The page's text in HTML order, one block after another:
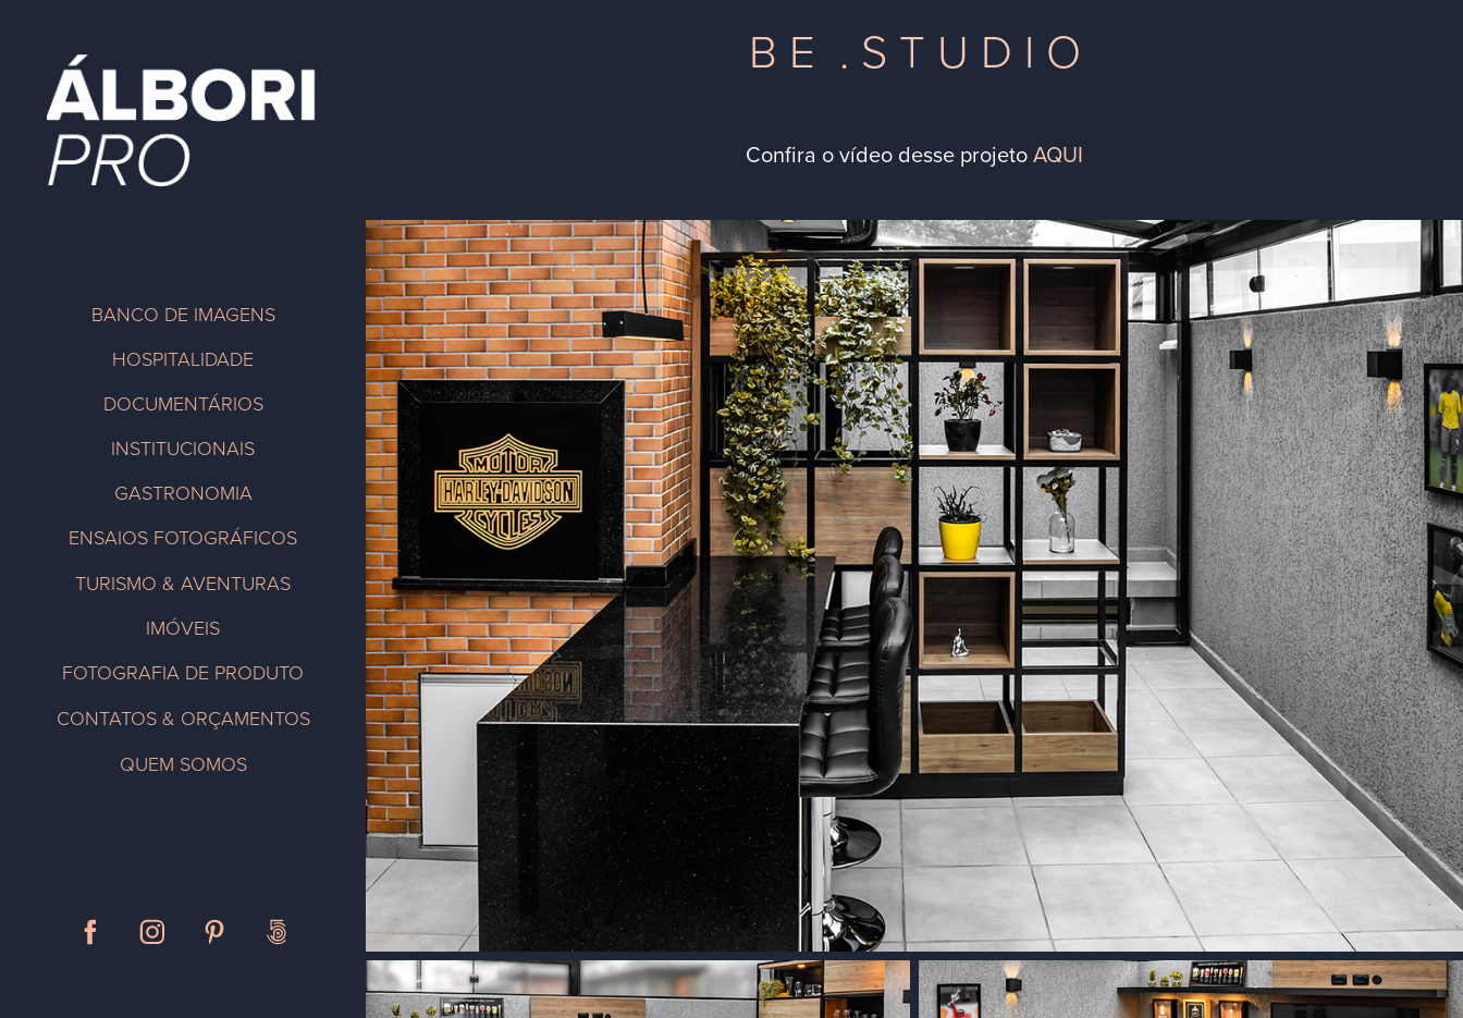
BANCO DE IMAGENS
HOSPITALIDADE
DOCUMENTÁRIOS
INSTITUCIONAIS
GASTRONOMIA
ENSAIOS FOTOGRÁFICOS
TURISMO & AVENTURAS
IMÓVEIS
FOTOGRAFIA DE PRODUTO
CONTATOS & ORÇAMENTOS
QUEM SOMOS
B E . S T U D I O
Confira o vídeo desse projetoAQUI